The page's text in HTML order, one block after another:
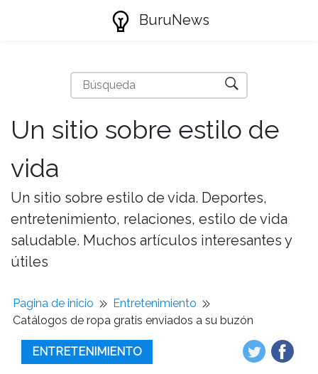
BuruNews
Un sitio sobre estilo de
vida
Un sitio sobre estilo de vida. Deportes,
entretenimiento, relaciones, estilo de vida
saludable. Muchos artículos interesantes y
útiles
Pagina de inicio
Entretenimiento
Catálogos de ropa gratis enviados a su buzón
ENTRETENIMIENTO